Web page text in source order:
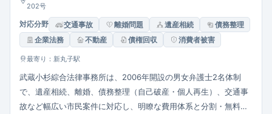
202号
対応分野 交通事故 離婚問題 遺産相続
債務整理
企業法務
不動産 債権回収 消費者被害
最寄り：新丸子駅
武蔵小杉綜合法律事務所は、2006年開設の男女弁護士2名体制
で、遺産相続、離婚、債務整理（自己破産・個人再生）、交通事
故など幅広い市民案件に対応し、明瞭な費用体系と分割・無料相